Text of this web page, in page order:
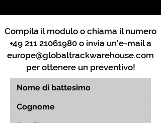
Compila il modulo o chiama il numero
+49 211 21061980 o invia un'e-mail a
europe@globaltrackwarehouse.com
per ottenere un preventivo!